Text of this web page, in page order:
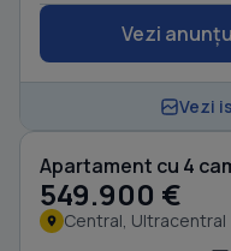
Vezi
Vezi
Apartament cu 4
549.900 €
Central, Ultracentral